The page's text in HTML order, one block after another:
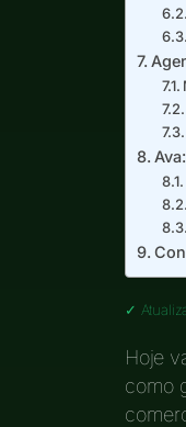
✓
Hoje
como